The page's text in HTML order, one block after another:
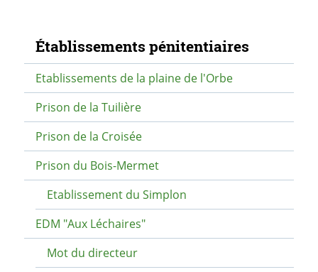
Navigation secondaire
Établissements pénitentiaires
Etablissements de la plaine de l'Orbe
Prison de la Tuilière
Prison de la Croisée
Prison du Bois-Mermet
Etablissement du Simplon
EDM "Aux Léchaires"
Mot du directeur